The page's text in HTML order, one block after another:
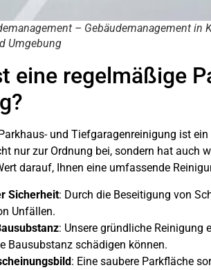
– Gebäudemanagement
Umgebung
eine regelmäßige
und Tiefgaragenreinigung ist ein
nur zur Ordnung bei, sondern hat auch
darauf, Ihnen eine umfassende
Sicherheit: Durch die Beseitigung von
Unfällen.
: Unsere gründliche
Bausubstanz schädigen können.
: Eine saubere Parkfläche